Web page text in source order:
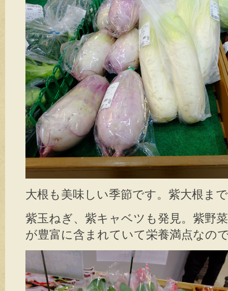
大根も美味しい季節です。紫大根ま
紫玉ねぎ、紫キャベツも発見。紫野
が豊富に含まれていて栄養満点なの